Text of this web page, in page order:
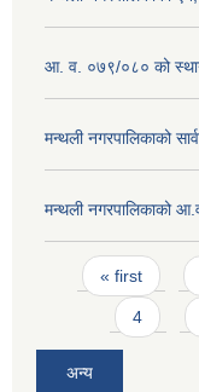
आ. व. ०७९/०८० को
मन्थली नगरपालिकाको
मन्थली नगरपालिकाको
Pages
« first
4
अन्य